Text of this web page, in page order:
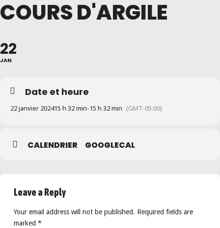
COURS D'ARGILE
22
JAN
Date et heure
22 janvier 202415 h 32 min-15 h 32 min (GMT-05:00)
CALENDRIER GOOGLECAL
Leave a Reply
Your email address will not be published. Required fields are
marked *